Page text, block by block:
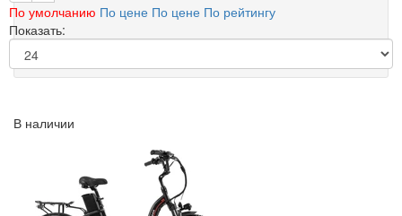
По умолчанию По цене По цене По рейтингу
Показать:
В наличии